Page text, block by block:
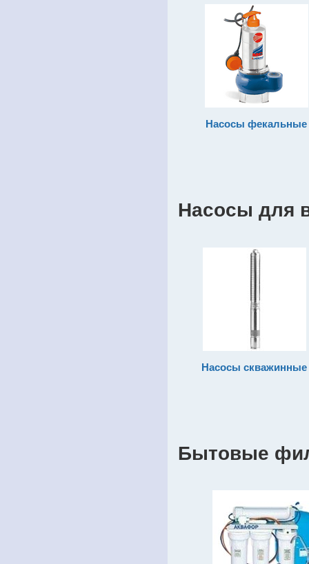
Насосы фекальные
Насосы для
Насосы скважинные
Бытовые